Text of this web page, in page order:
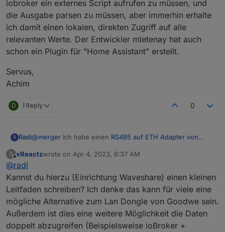
npm ERR! npm ERR! }
iobroker ein externes Script aufrufen zu müssen, und
die Ausgabe parsen zu müssen, aber immerhin erhalte
ich damit einen lokalen, direkten Zugriff auf alle
relevanten Werte. Der Entwickler mletenay hat auch
schon ein Plugin für "Home Assistant" erstellt.
Servus,
Achim
D 1 Reply 0
R Radi@merger Ich habe einen RS485 auf ETH Adapter von
benutzten Stecker angeschlossen und hole mir auf diese
Das Lan-Modul von Goodwe ist um einiges teuerer. Ob
damit mehr Daten abrufbar sind, weiss ich nicht.
Inzwischen habe ich ein kombiniertes LAN/Wlan-Modul
von Goodwe gekauft, dieses aber noch nicht verbaut.
X
Offline
xReactzwrote on Apr 4, 2023, 6:37 AM
last edited by
@radi
Kannst du hierzu (Einrichtung Waveshare) einen kleinen
Leitfaden schreiben? Ich denke das kann für viele eine
mögliche Alternative zum Lan Dongle von Goodwe sein.
Außerdem ist dies eine weitere Möglichkeit die Daten
doppelt abzugreifen (Beispielsweise ioBroker +